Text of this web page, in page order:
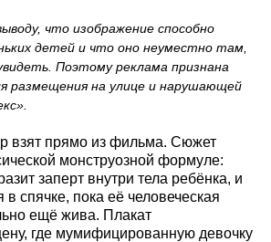
что изображение способно
детей и что оно неуместно там,
Поэтому реклама признана
размещения на улице и нарушающей
взят прямо из фильма. Сюжет
монструозной формуле:
заперт внутри тела ребёнка, и
спячке, пока её человеческая
ещё жива. Плакат
где мумифицированную девочку